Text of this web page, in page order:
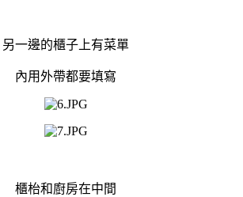
另一邊的櫃子上有菜單
內用外帶都要填寫
櫃枱和廚房在中間